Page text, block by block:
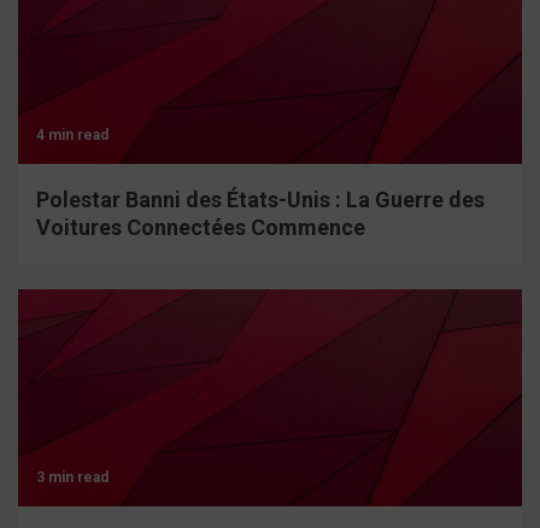
4 min read
Polestar Banni des États-Unis : La Guerre des
Voitures Connectées Commence
3 min read